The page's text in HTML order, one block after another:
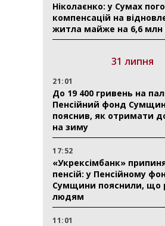
Ніколаєнко: у Сумах
компенсацій на
житла майже на 6,6 млн
31 липня
21:01
До 19 400 гривень на
Пенсійний фонд
пояснив, як отримати
на зиму
17:52
«Укрексімбанк»
пенсій: у Пенсійному
Сумщини пояснили, що
людям
11:01